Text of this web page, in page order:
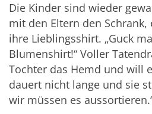
Die Kinder sind wieder
mit den Eltern den
ihre Lieblingsshirt. „Guck
Blumenshirt!“ Voller
Tochter das Hemd und will
dauert nicht lange und sie
wir müssen es